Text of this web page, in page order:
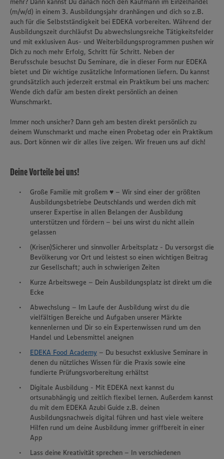
(m/w/d) in einem 3. Ausbildungsjahr dranhängen und dich so z.B.
auch für die Selbstständigkeit bei EDEKA vorbereiten. Während der
Ausbildungszeit durchläufst Du abwechslungsreiche Tätigkeitsfelder
und mit exklusiven Aus- und Weiterbildungsprogrammen pushen wir
Dich zu noch mehr Erfolg, Schritt für Schritt. Neben der
Berufsschule besuchst Du Seminare, die in dieser Form nur EDEKA
bietet und Dir wichtige zusätzliche Informationen liefern. Du kannst
grundsätzlich auch jederzeit erstmal ein Praktikum bei uns machen:
Wende dich dafür am besten direkt persönlich an deinen
Wunschmarkt.
Immer noch unsicher? Dann geh am besten direkt persönlich zu
deinem Wunschmarkt und mache einen Probetag oder ein Praktikum
aus. Dort können wir dir alles live zeigen. Wir freuen uns auf dich!
Deine Vorteile bei uns!
Große Familie mit großem ♥ – Wir sind einer der größten
Ausbildungsbetriebe Deutschlands und werden dich mit
unserer Expertise in allen Belangen der Ausbildung
unterstützen und fördern – bei uns wirst du nicht allein
gelassen
(Krisen)Sicherer und sinnvoller Arbeitsplatz - Du versorgst die
Bevölkerung vor Ort und leistest so einen wichtigen Beitrag
zur Gesellschaft; auch in schwierigen Zeiten
Kurze Arbeitswege – Dein Ausbildungsplatz ist direkt um die
Ecke
Abwechslung – Im Laufe der Ausbildung wirst du die
vielfältigen Bereiche und Aufgaben unserer Märkte
kennenlernen und Dir so ein Expertenwissen rund um den
Handel und Lebensmittel aneignen
EDEKA Food Academy – Du besuchst exklusive Seminare in
denen du nützliches Wissen für die Praxis sowie eine
fundierte Prüfungsvorbereitung erhältst
Digitale Ausbildung - Mit EDEKA next kannst du
ortsunabhängig und zeitlich flexibel lernen. Außerdem kannst
du mit dem EDEKA Azubi Guide z.B. deinen
Ausbildungsnachweis digital führen und hast viele weitere
Hilfen rund um deine Ausbildung immer griffbereit in einer
App
Lass deine Kreativität sprechen – In verschiedenen